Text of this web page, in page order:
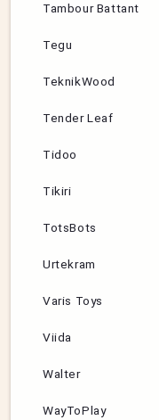
Tambour Battant
Tegu
TeknikWood
Tender Leaf
Tidoo
Tikiri
TotsBots
Urtekram
Varis Toys
Viida
Walter
WayToPlay